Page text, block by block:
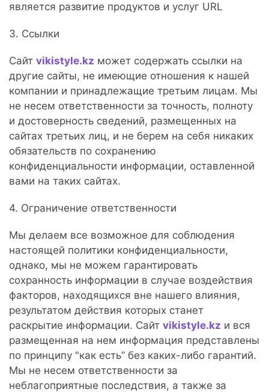
является развитие продуктов и услуг URL
3. Ссылки
Сайт vikistyle.kz может содержать ссылки на
другие сайты, не имеющие отношения к нашей
компании и принадлежащие третьим лицам. Мы
не несем ответственности за точность, полноту
и достоверность сведений, размещенных на
сайтах третьих лиц, и не берем на себя никаких
обязательств по сохранению
конфиденциальности информации, оставленной
вами на таких сайтах.
4. Ограничение ответственности
Мы делаем все возможное для соблюдения
настоящей политики конфиденциальности,
однако, мы не можем гарантировать
сохранность информации в случае воздействия
факторов, находящихся вне нашего влияния,
результатом действия которых станет
раскрытие информации. Сайт vikistyle.kz и вся
размещенная на нем информация представлены
по принципу "как есть” без каких-либо гарантий.
Мы не несем ответственности за
неблагоприятные последствия, а также за